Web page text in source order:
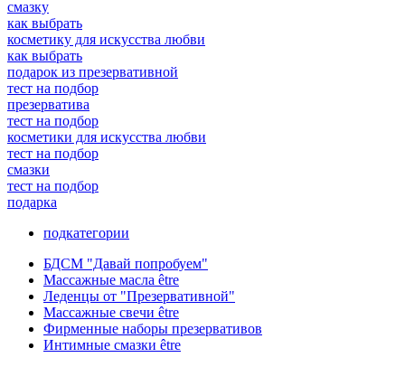
смазку
как выбрать
косметику для искусства любви
как выбрать
подарок из презервативной
тест на подбор
презерватива
тест на подбор
косметики для искусства любви
тест на подбор
смазки
тест на подбор
подарка
подкатегории
БДСМ "Давай попробуем"
Массажные масла être
Леденцы от "Презервативной"
Массажные свечи être
Фирменные наборы презервативов
Интимные смазки être